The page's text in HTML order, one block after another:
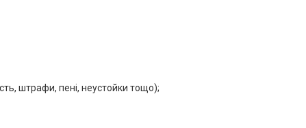
штрафи, пені, неустойки тощо);